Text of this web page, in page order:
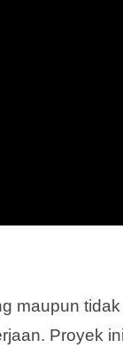
maupun
Proyek